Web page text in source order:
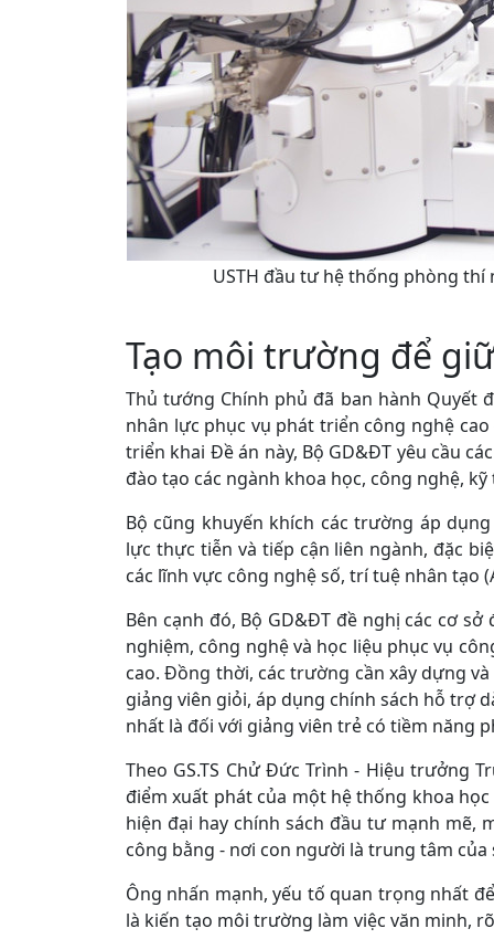
USTH đầu tư hệ thống phòng thí
Tạo môi trường để
Thủ tướng Chính phủ đã ban hành Quyết
nhân lực phục vụ phát triển công nghệ
triển khai Đề án này, Bộ GD&ĐT yêu cầu
đào tạo các ngành khoa học, công nghệ, kỹ
Bộ cũng khuyến khích các trường áp
lực thực tiễn và tiếp cận liên ngành, đặc
các lĩnh vực công nghệ số, trí tuệ nhân tạo
Bên cạnh đó, Bộ GD&ĐT đề nghị các cơ
nghiệm, công nghệ và học liệu phục vụ
cao. Đồng thời, các trường cần xây dựng
giảng viên giỏi, áp dụng chính sách hỗ trợ
nhất là đối với giảng viên trẻ có tiềm năng
Theo GS.TS Chử Đức Trình - Hiệu trưởng
điểm xuất phát của một hệ thống khoa
hiện đại hay chính sách đầu tư mạnh mẽ,
công bằng - nơi con người là trung tâm
Ông nhấn mạnh, yếu tố quan trọng nhất
là kiến tạo môi trường làm việc văn minh,